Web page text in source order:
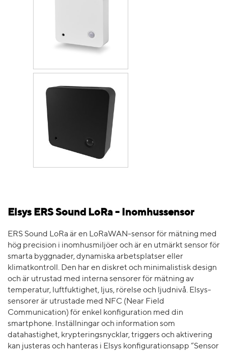
Elsys ERS Sound LoRa - Inomhussensor
ERS Sound LoRa är en LoRaWAN-sensor för mätning med
hög precision i inomhusmiljöer och är en utmärkt sensor för
smarta byggnader, dynamiska arbetsplatser eller
klimatkontroll. Den har en diskret och minimalistisk design
och är utrustad med interna sensorer för mätning av
temperatur, luftfuktighet, ljus, rörelse och ljudnivå. Elsys-
sensorer är utrustade med NFC (Near Field
Communication) för enkel konfiguration med din
smartphone. Inställningar och information som
datahastighet, krypteringsnycklar, triggers och aktivering
kan justeras och hanteras i Elsys konfigurationsapp “Sensor